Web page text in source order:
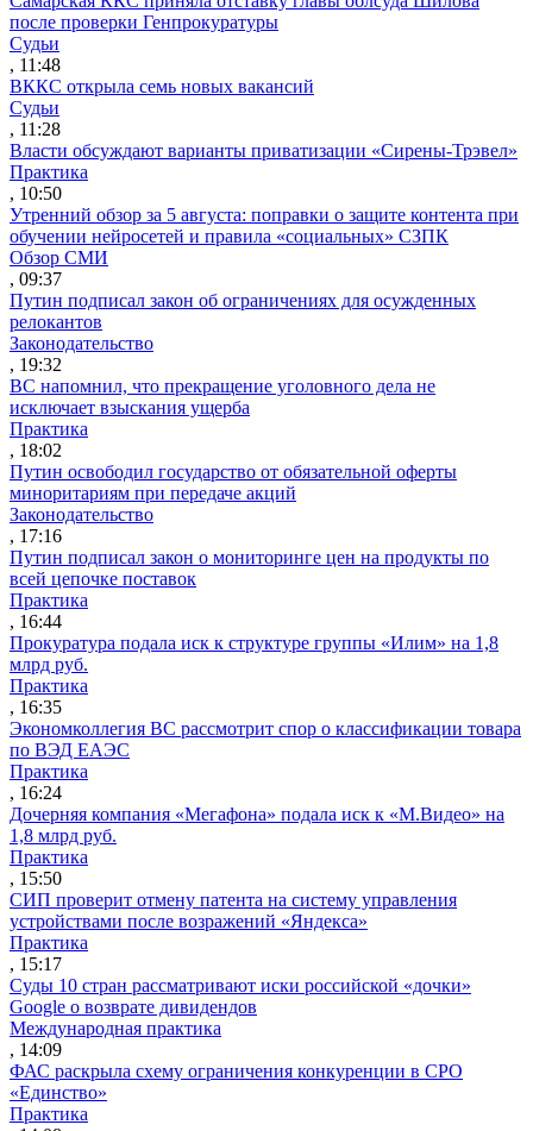
после проверки Генпрокуратуры
Судьи
, 11:48
ВККС открыла семь новых вакансий
Судьи
, 11:28
Власти обсуждают варианты приватизации «Сирены-Трэвел»
Практика
, 10:50
Утренний обзор за 5 августа: поправки о защите контента при
обучении нейросетей и правила «социальных» СЗПК
Обзор СМИ
, 09:37
Путин подписал закон об ограничениях для осужденных
релокантов
Законодательство
, 19:32
ВС напомнил, что прекращение уголовного дела не
исключает взыскания ущерба
Практика
, 18:02
Путин освободил государство от обязательной оферты
миноритариям при передаче акций
Законодательство
, 17:16
Путин подписал закон о мониторинге цен на продукты по
всей цепочке поставок
Практика
, 16:44
Прокуратура подала иск к структуре группы «Илим» на 1,8
млрд руб.
Практика
, 16:35
Экономколлегия ВС рассмотрит спор о классификации товара
по ВЭД ЕАЭС
Практика
, 16:24
Дочерняя компания «Мегафона» подала иск к «М.Видео» на
1,8 млрд руб.
Практика
, 15:50
СИП проверит отмену патента на систему управления
устройствами после возражений «Яндекса»
Практика
, 15:17
Суды 10 стран рассматривают иски российской «дочки»
Google о возврате дивидендов
Международная практика
, 14:09
ФАС раскрыла схему ограничения конкуренции в СРО
«Единство»
Практика